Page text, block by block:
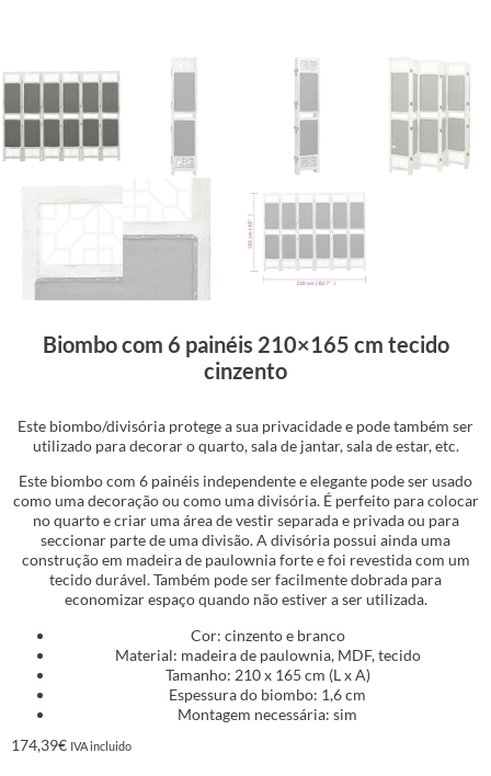
Biombo com 6 painéis 210×165 cm tecido
cinzento
Este biombo/divisória protege a sua privacidade e pode também ser
utilizado para decorar o quarto, sala de jantar, sala de estar, etc.
Este biombo com 6 painéis independente e elegante pode ser usado
como uma decoração ou como uma divisória. É perfeito para colocar
no quarto e criar uma área de vestir separada e privada ou para
seccionar parte de uma divisão. A divisória possui ainda uma
construção em madeira de paulownia forte e foi revestida com um
tecido durável. Também pode ser facilmente dobrada para
economizar espaço quando não estiver a ser utilizada.
Cor: cinzento e branco
Material: madeira de paulownia, MDF, tecido
Tamanho: 210 x 165 cm (L x A)
Espessura do biombo: 1,6 cm
Montagem necessária: sim
174,39€ IVA incluido